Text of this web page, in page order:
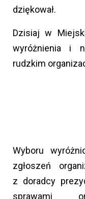
dziękował.
Dzisiaj w
wyróżnienia i
rudzkim
Wyboru
zgłoszeń
z doradcy
sprawami